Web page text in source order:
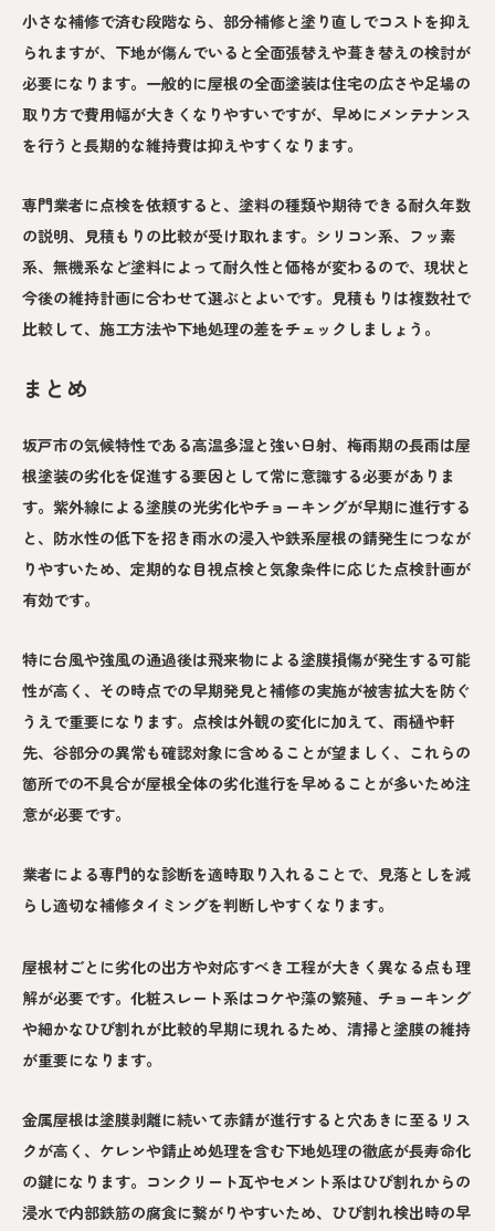
小さな補修で済む段階なら、部分補修と塗り直しでコストを抑え
られますが、下地が傷んでいると全面張替えや葺き替えの検討が
必要になります。一般的に屋根の全面塗装は住宅の広さや足場の
取り方で費用幅が大きくなりやすいですが、早めにメンテナンス
を行うと長期的な維持費は抑えやすくなります。
専門業者に点検を依頼すると、塗料の種類や期待できる耐久年数
の説明、見積もりの比較が受け取れます。シリコン系、フッ素
系、無機系など塗料によって耐久性と価格が変わるので、現状と
今後の維持計画に合わせて選ぶとよいです。見積もりは複数社で
比較して、施工方法や下地処理の差をチェックしましょう。
まとめ
坂戸市の気候特性である高温多湿と強い日射、梅雨期の長雨は屋
根塗装の劣化を促進する要因として常に意識する必要がありま
す。紫外線による塗膜の光劣化やチョーキングが早期に進行する
と、防水性の低下を招き雨水の浸入や鉄系屋根の錆発生につなが
りやすいため、定期的な目視点検と気象条件に応じた点検計画が
有効です。
特に台風や強風の通過後は飛来物による塗膜損傷が発生する可能
性が高く、その時点での早期発見と補修の実施が被害拡大を防ぐ
うえで重要になります。点検は外観の変化に加えて、雨樋や軒
先、谷部分の異常も確認対象に含めることが望ましく、これらの
箇所での不具合が屋根全体の劣化進行を早めることが多いため注
意が必要です。
業者による専門的な診断を適時取り入れることで、見落としを減
らし適切な補修タイミングを判断しやすくなります。
屋根材ごとに劣化の出方や対応すべき工程が大きく異なる点も理
解が必要です。化粧スレート系はコケや藻の繁殖、チョーキング
や細かなひび割れが比較的早期に現れるため、清掃と塗膜の維持
が重要になります。
金属屋根は塗膜剥離に続いて赤錆が進行すると穴あきに至るリス
クが高く、ケレンや錆止め処理を含む下地処理の徹底が長寿命化
の鍵になります。コンクリート瓦やセメント系はひび割れからの
浸水で内部鉄筋の腐食に繋がりやすいため、ひび割れ検出時の早